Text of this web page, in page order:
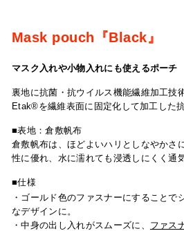
Mask pouch『Black』
マスク入れや小物入れにも使えるポーチ
裏地に抗菌・抗ウイルス機能繊維加工技
Etak®︎を繊維表面に固定化して加工した
■表地：倉敷帆布
倉敷帆布は、ほどよいハリとしなやかさ
性に優れ、水に濡れても浸透しにくく通
■仕様
・ ゴールド色のファスナーにすることで
なデザインに。
・中身の出し入れがスムーズに、 ファス